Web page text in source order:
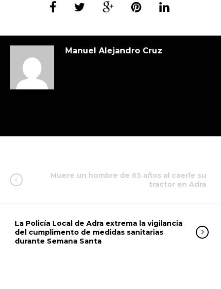
Manuel Alejandro Cruz
Muere un hombre de 65 años al caerle su
tractor en Adra
La Policía Local de Adra extrema la vigilancia
del cumplimento de medidas sanitarias
durante Semana Santa